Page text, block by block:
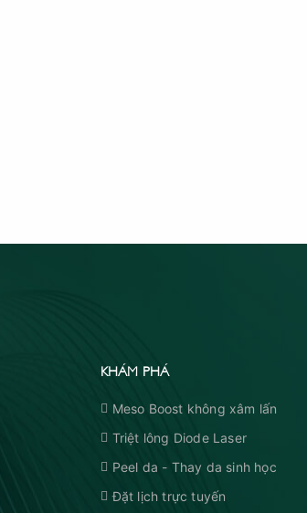
KHÁM PHÁ
Meso Boost không xâm lấn
Triệt lông Diode Laser
Peel da - Thay da sinh học
Đặt lịch trực tuyến